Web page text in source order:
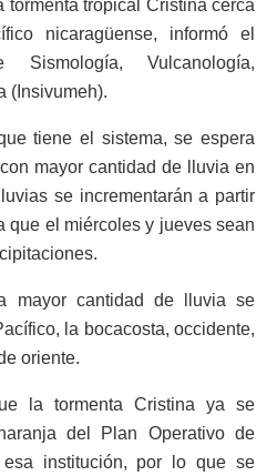
tormenta tropical Cristina cerca
nicaragüense, informó el
Sismología, Vulcanología,
(Insivumeh).
tiene el sistema, se espera
mayor cantidad de lluvia en
se incrementarán a partir
que el miércoles y jueves sean
mayor cantidad de lluvia se
la bocacosta, occidente,
oriente.
la tormenta Cristina ya se
del Plan Operativo de
institución, por lo que se